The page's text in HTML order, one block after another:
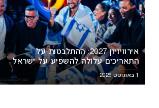
אירוויזיון 2027: ההתלבטות על
התאריכים עלולה להשפיע על ישראל
1 באוגוסט 2026